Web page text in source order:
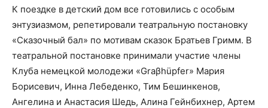
К поездке в детский дом все готовились с особым
энтузиазмом, репетировали театральную постановку
«Сказочный бал» по мотивам сказок Братьев Гримм. В
театральной постановке принимали участие члены
Клуба немецкой молодежи «Graβhüpfer» Мария
Борисевич, Инна Лебеденко, Тим Бешинкенов,
Ангелина и Анастасия Шедь, Алина Гейнбихнер, Артем